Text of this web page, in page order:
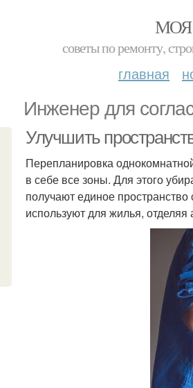
МОЯ
советы по ремонту,
главная
Инженер для
Улучшить
Перепланировка
в себе все зоны. Для этого
получают единое
используют для жилья,